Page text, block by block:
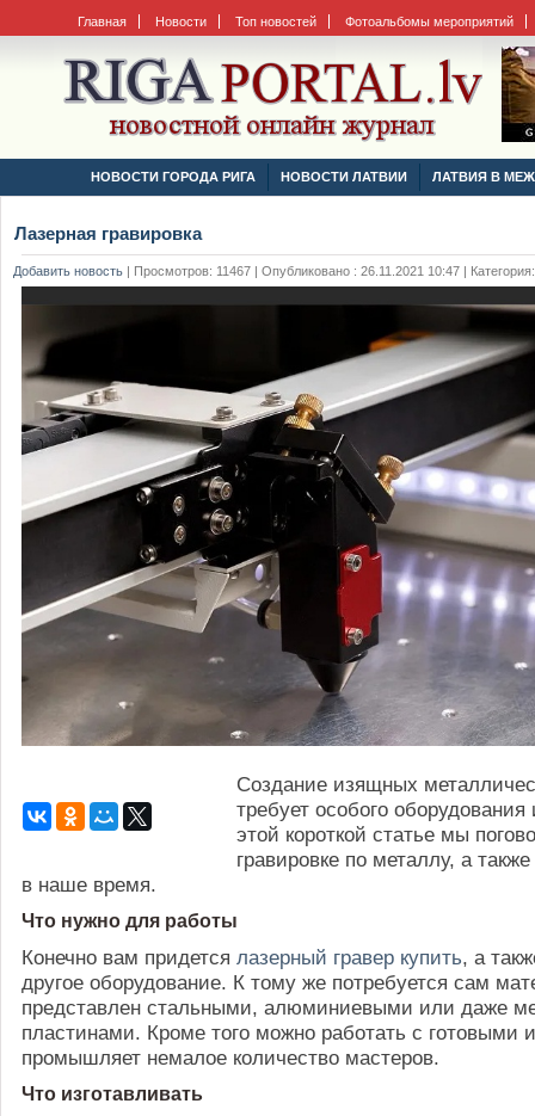
Главная Новости Топ новостей Фотоальбомы мероприятий
НОВОСТИ ГОРОДА РИГА НОВОСТИ ЛАТВИИ ЛАТВИЯ В
Лазерная гравировка
Добавить новость | Просмотров: 11467 | Опубликовано : 26.11.2021 10:47 | Категория:
Создание изящных
требует особого
этой короткой статье мы
гравировке по металлу, а
в наше время.
Что нужно для работы
Конечно вам придется лазерный гравер купить, а
другое оборудование. К тому же потребуется сам
представлен стальными, алюминиевыми или даже
пластинами. Кроме того можно работать с готовыми
промышляет немалое количество мастеров.
Что изготавливать